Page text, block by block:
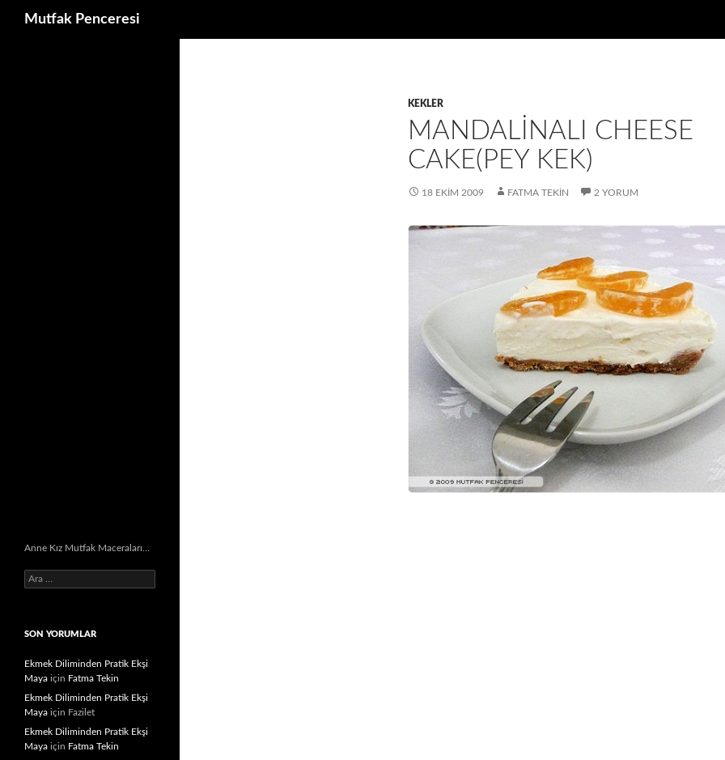
Mutfak Penceresi
KEKLER
MANDALINALI CHEESE
CAKE(PEY KEK)
18 EKIM 2009 FATMA TEKIN 2 YORUM
Anne Kız Mutfak Maceraları…
Arama:
SON YORUMLAR
Ekmek Diliminden Pratik Ekşi
Maya için Fatma Tekin
Ekmek Diliminden Pratik Ekşi
Maya için Fazilet
Ekmek Diliminden Pratik Ekşi
Maya için Fatma Tekin